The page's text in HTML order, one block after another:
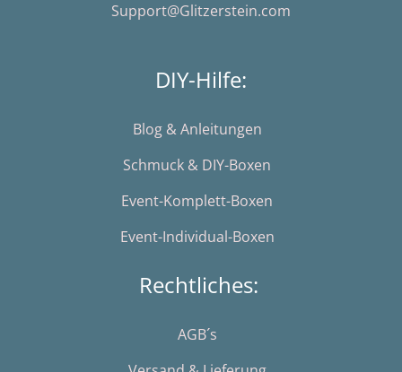
Support@Glitzerstein.com
DIY-Hilfe:
Blog & Anleitungen
Schmuck & DIY-Boxen
Event-Komplett-Boxen
Event-Individual-Boxen
Rechtliches:
AGB´s